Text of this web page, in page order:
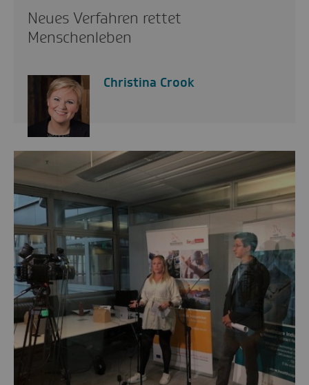
Neues Verfahren rettet
Menschenleben
Christina Crook